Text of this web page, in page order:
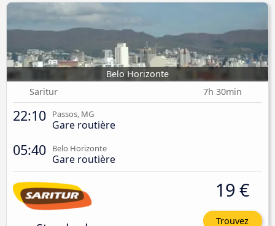
Belo Horizonte
Saritur
7h 30min
22:10 Passos, MG
Gare routière
05:40 Belo Horizonte
Gare routière
19 €
Trouvez